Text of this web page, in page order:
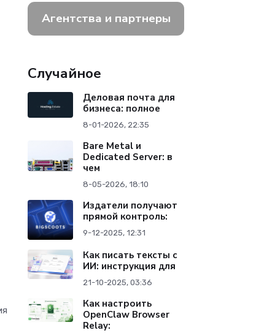
Агентства и партнеры
Случайное
Деловая почта для
бизнеса: полное
8-01-2026, 22:35
Bare Metal и
Dedicated Server: в
чем
8-05-2026, 18:10
Издатели получают
прямой контроль:
9-12-2025, 12:31
Как писать тексты с
ИИ: инструкция для
21-10-2025, 03:36
Как настроить
OpenClaw Browser
Relay: